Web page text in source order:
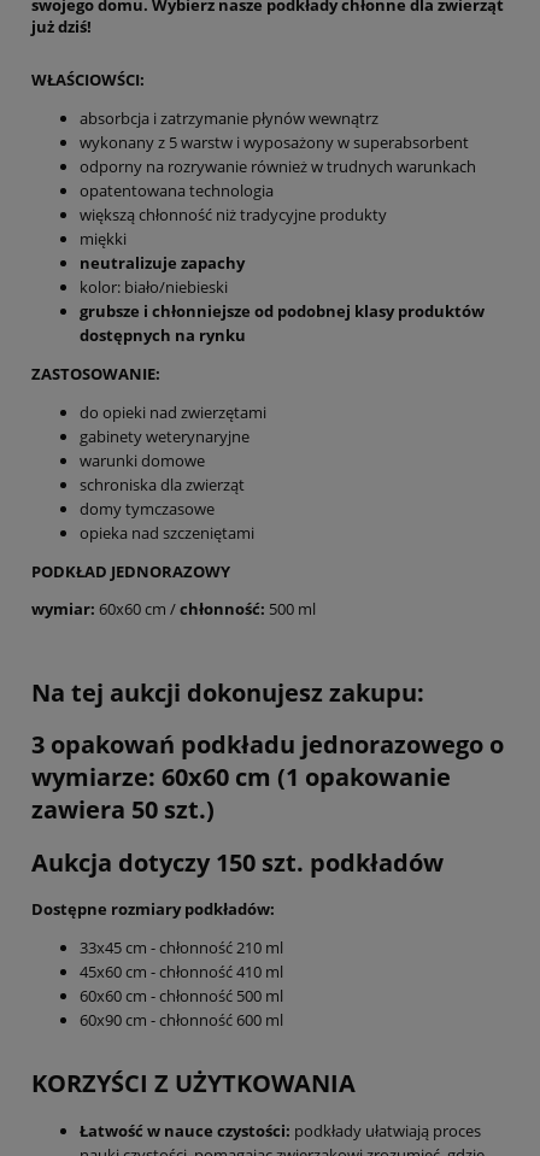
swojego domu. Wybierz nasze podkłady chłonne dla zwierząt
już dziś!
WŁAŚCIOWŚCI:
absorbcja i zatrzymanie płynów wewnątrz
wykonany z 5 warstw i wyposażony w superabsorbent
odporny na rozrywanie również w trudnych warunkach
opatentowana technologia
większą chłonność niż tradycyjne produkty
miękki
neutralizuje zapachy
kolor: biało/niebieski
grubsze i chłonniejsze od podobnej klasy produktów
dostępnych na rynku
ZASTOSOWANIE:
do opieki nad zwierzętami
gabinety weterynaryjne
warunki domowe
schroniska dla zwierząt
domy tymczasowe
opieka nad szczeniętami
PODKŁAD JEDNORAZOWY
wymiar: 60x60 cm /chłonność: 500 ml
Na tej aukcji dokonujesz zakupu:
3 opakowań podkładu jednorazowego o
wymiarze: 60x60 cm (1 opakowanie
zawiera 50 szt.)
Aukcja dotyczy 150 szt. podkładów
Dostępne rozmiary podkładów:
33x45 cm - chłonność 210 ml
45x60 cm - chłonność 410 ml
60x60 cm - chłonność 500 ml
60x90 cm - chłonność 600 ml
KORZYŚCI Z UŻYTKOWANIA
Łatwość w nauce czystości: podkłady ułatwiają proces